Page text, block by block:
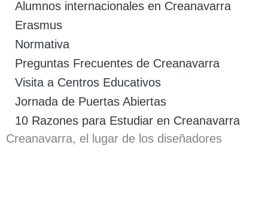
Alumnos internacionales en Creanavarra
Erasmus
Normativa
Preguntas Frecuentes de Creanavarra
Visita a Centros Educativos
Jornada de Puertas Abiertas
10 Razones para Estudiar en Creanavarra
Creanavarra, el lugar de los diseñadores